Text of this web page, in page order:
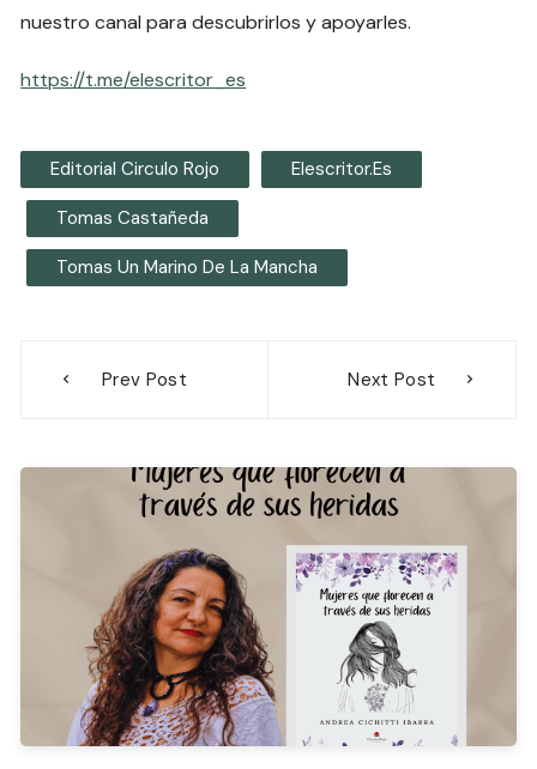
nuestro canal para descubrirlos y apoyarles.
https://t.me/elescritor_es
Editorial Circulo Rojo Elescritor.es
Tomas Castañeda
Tomas Un Marino De La Mancha
Prev Post Next Post